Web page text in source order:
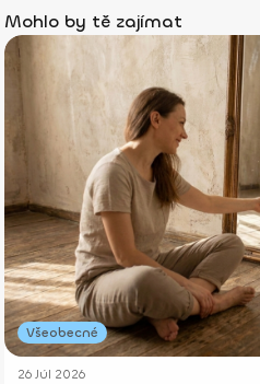
Mohlo by tě zajímat
Všeobecné
26 Júl 2026